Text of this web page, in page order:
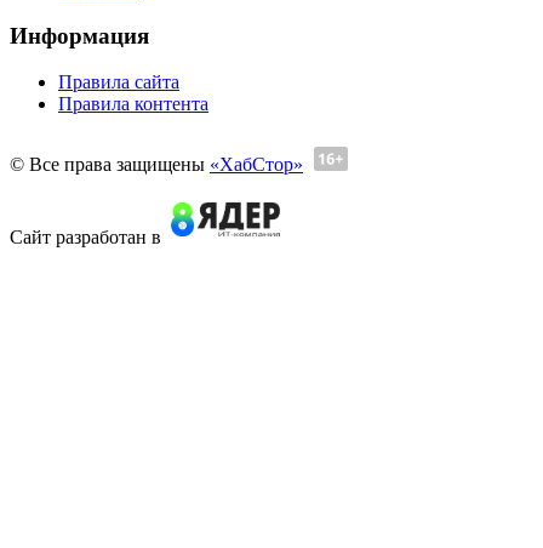
Информация
Правила сайта
Правила контента
© Все права защищены «ХабСтор»
Сайт разработан в